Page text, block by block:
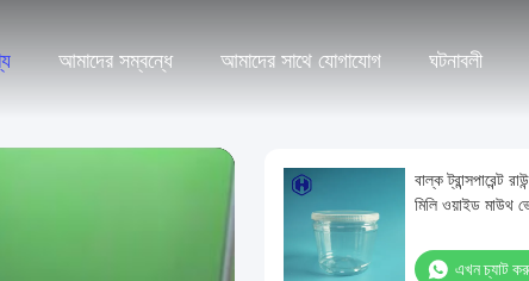
আমাদের সম্বন্ধে আমাদের সাথে যোগাযোগ ঘটনাবলী
বাল্ক ট্রান্সপারেন্ট
মিলি ওয়াইড মাউথ
এখন চ্যাট